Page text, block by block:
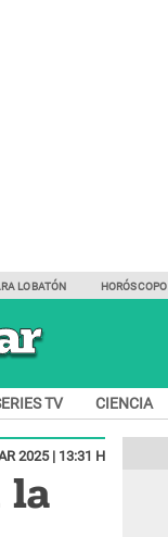
LOBATÓN HORÓSCOPO
TV CIENCIA
2025 | 13:31 H
la